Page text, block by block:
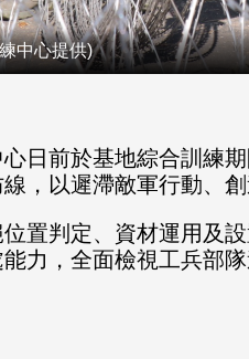
中心提供)
日前於基地綜合訓練
，以遲滯敵軍行動、
置判定、資材運用及
力，全面檢視工兵部